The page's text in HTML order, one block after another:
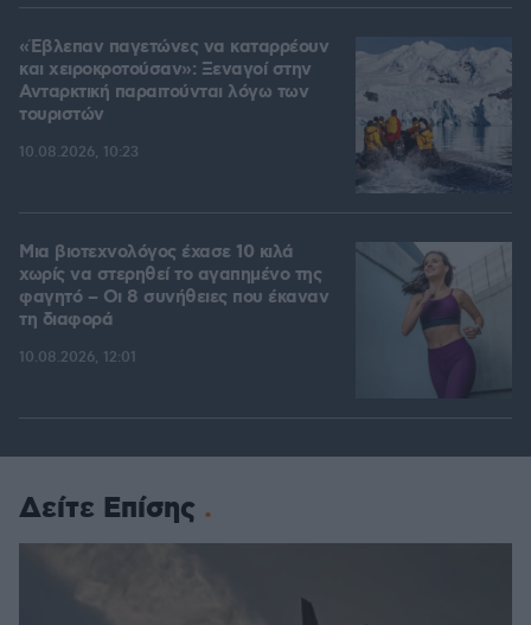
«Έβλεπαν παγετώνες να καταρρέουν
και χειροκροτούσαν»: Ξεναγοί στην
Ανταρκτική παραιτούνται λόγω των
τουριστών
10.08.2026, 10:23
Μια βιοτεχνολόγος έχασε 10 κιλά
χωρίς να στερηθεί το αγαπημένο της
φαγητό – Οι 8 συνήθειες που έκαναν
τη διαφορά
10.08.2026, 12:01
Δείτε Επίσης